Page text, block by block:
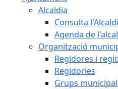
Alcaldia
Consulta
Agenda de
Organització
Regidores i
Regidories
Grups